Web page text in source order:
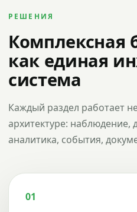
РЕШЕНИЯ
Комплексная
как единая
система
Каждый раздел работает
архитектуре: наблюдение,
аналитика, события,
01